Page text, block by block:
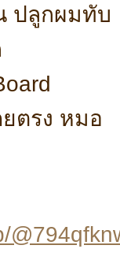
ปลูกผมทับ
ตรง หมอ